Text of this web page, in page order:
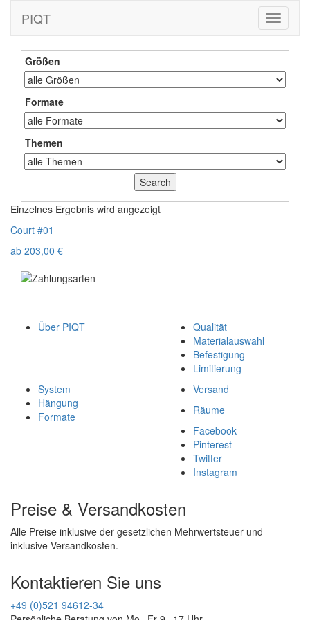
Toggle
PIQT
Größen
Formate
Themen
Einzelnes Ergebnis wird angezeigt
Court #01
ab 203,00 €
Über PIQT
Qualität
Materialauswahl
Befestigung
Limitierung
System
Hängung
Formate
Versand
Räume
Facebook
Pinterest
Twitter
Instagram
Preise & Versandkosten
Alle Preise inklusive der gesetzlichen Mehrwertsteuer und
inklusive Versandkosten.
Kontaktieren Sie uns
+49 (0)521 94612-34